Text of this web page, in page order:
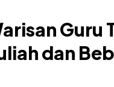
Guru
dan